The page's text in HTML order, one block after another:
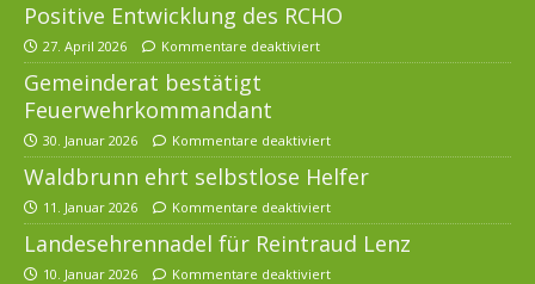
Positive Entwicklung des RCHO
27. April 2026 Kommentare deaktiviert
Gemeinderat bestätigt
Feuerwehrkommandant
30. Januar 2026 Kommentare deaktiviert
Waldbrunn ehrt selbstlose Helfer
11. Januar 2026 Kommentare deaktiviert
Landesehrennadel für Reintraud Lenz
10. Januar 2026 Kommentare deaktiviert